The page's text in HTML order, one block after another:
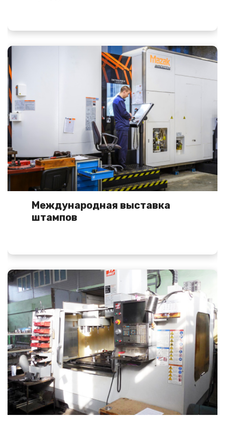
Международная выставка
штампов